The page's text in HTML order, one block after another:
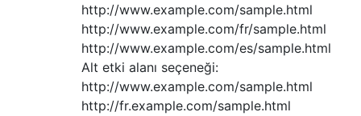
http://www.example.com/sample.html
http://www.example.com/fr/sample.html
http://www.example.com/es/sample.html
Alt etki alanı seçeneği:
http://www.example.com/sample.html
http://fr.example.com/sample.html